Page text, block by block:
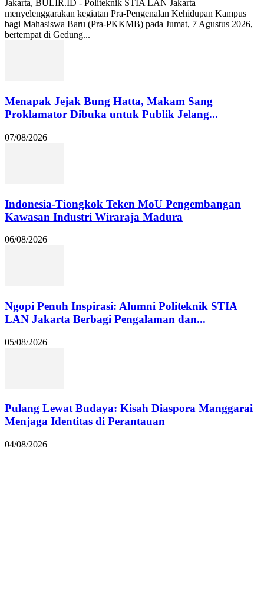
Jakarta, BULIR.ID - Politeknik STIA LAN Jakarta
menyelenggarakan kegiatan Pra-Pengenalan Kehidupan Kampus
bagi Mahasiswa Baru (Pra-PKKMB) pada Jumat, 7 Agustus 2026,
bertempat di Gedung...
Menapak Jejak Bung Hatta, Makam Sang
Proklamator Dibuka untuk Publik Jelang...
07/08/2026
Indonesia-Tiongkok Teken MoU Pengembangan
Kawasan Industri Wiraraja Madura
06/08/2026
Ngopi Penuh Inspirasi: Alumni Politeknik STIA
LAN Jakarta Berbagi Pengalaman dan...
05/08/2026
Pulang Lewat Budaya: Kisah Diaspora Manggarai
Menjaga Identitas di Perantauan
04/08/2026